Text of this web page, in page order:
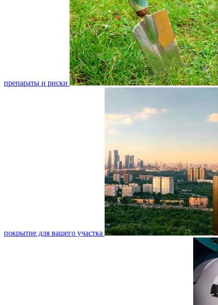
препараты и риски
покрытие для вашего участка